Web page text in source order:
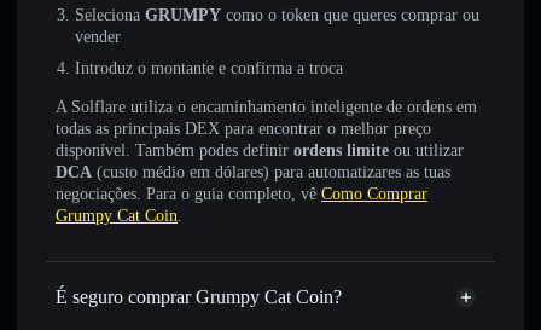
Seleciona GRUMPY como o token que queres comprar ou
vender
Introduz o montante e confirma a troca
A Solflare utiliza o encaminhamento inteligente de ordens em
todas as principais DEX para encontrar o melhor preço
disponível. Também podes definir ordens limite ou utilizar
DCA (custo médio em dólares) para automatizares as tuas
negociações. Para o guia completo, vê Como Comprar
Grumpy Cat Coin.
É seguro comprar Grumpy Cat Coin?